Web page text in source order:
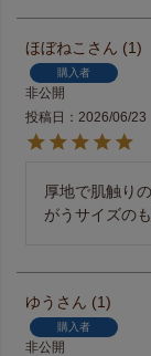
ほぼねこ 1
購入者
非公開
投稿日
2026/06/23
厚地で肌触り
ゆう 1
購入者
非公開